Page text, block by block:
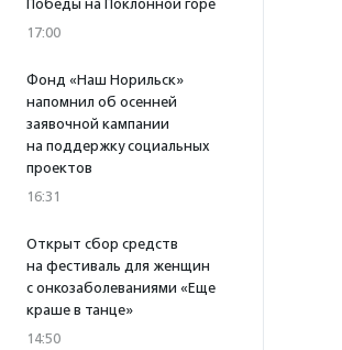
Победы на Поклонной горе
17:00
Фонд «Наш Норильск»
напомнил об осенней
заявочной кампании
на поддержку социальных
проектов
16:31
Открыт сбор средств
на фестиваль для женщин
с онкозаболеваниями «Еще
краше в танце»
14:50